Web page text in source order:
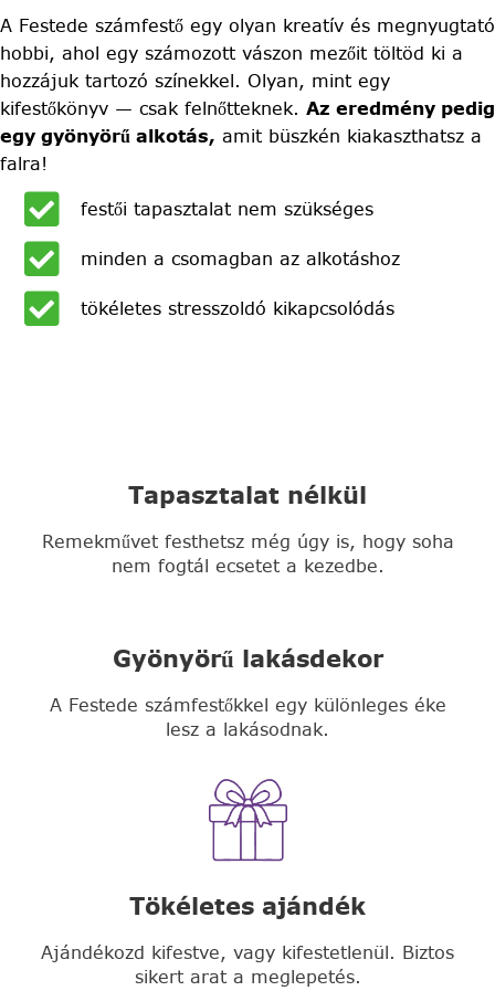
A Festede számfestő egy olyan kreatív és megnyugtató
hobbi, ahol egy számozott vászon mezőit töltöd ki a
hozzájuk tartozó színekkel. Olyan, mint egy
kifestőkönyv — csak felnőtteknek. Az eredmény pedig
egy gyönyörű alkotás, amit büszkén kiakaszthatsz a
falra!
festői tapasztalat nem szükséges
minden a csomagban az alkotáshoz
tökéletes stresszoldó kikapcsolódás
Tapasztalat nélkül
Remekművet festhetsz még úgy is, hogy soha
nem fogtál ecsetet a kezedbe.
Gyönyörű lakásdekor
A Festede számfestőkkel egy különleges éke
lesz a lakásodnak.
Tökéletes ajándék
Ajándékozd kifestve, vagy kifestetlenül. Biztos
sikert arat a meglepetés.